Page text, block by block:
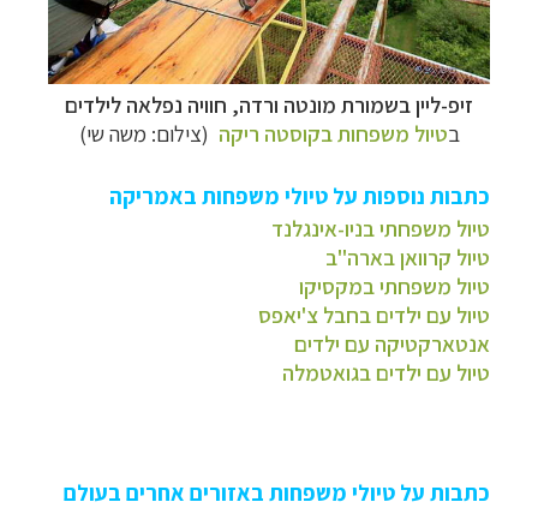
זיפ-ליין בשמורת מונטה ורדה, חוויה נפלאה לילדים
בטיול משפחות בקוסטה ריקה (צילום: משה שי)
כתבות נוספות על טיולי משפחות באמריקה
טיול משפחתי בניו-אינגלנד
טיול קרוואן בארה"ב
טיול משפחתי במקסיקו
טיול עם ילדים בחבל צ'יאפס
אנטארקטיקה עם ילדים
טיול עם ילדים בגואטמלה
כתבות על טיולי משפחות באזורים אחרים בעולם